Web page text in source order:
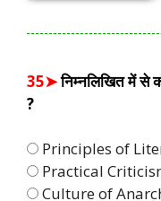
35➤निम्नलिखित में से
?
Principles of
Practical
Culture of